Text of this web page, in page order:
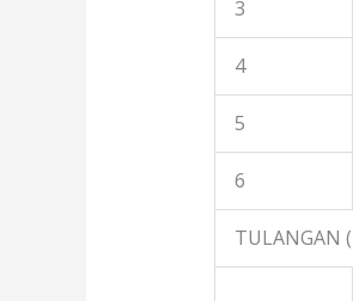
3
4
5
6
TULANGAN